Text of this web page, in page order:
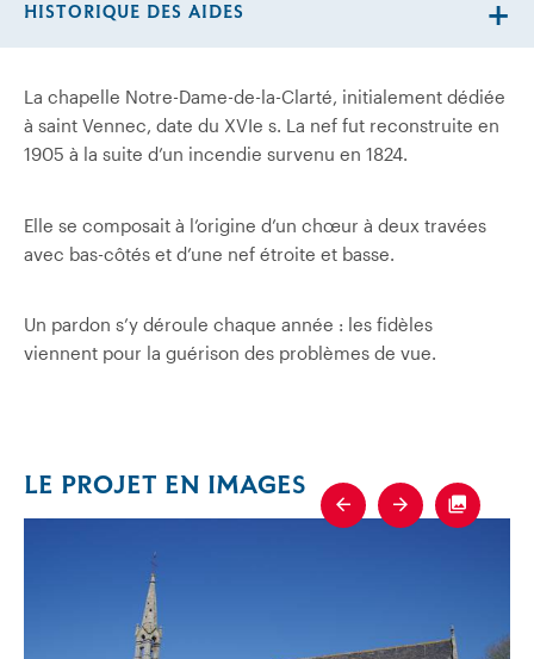
La chapelle Notre-Dame-de-la-Clarté, initialement dédiée
à saint Vennec, date du XVIe s. La nef fut reconstruite en
1905 à la suite d’un incendie survenu en 1824.
Elle se composait à l’origine d’un chœur à deux travées
avec bas-côtés et d’une nef étroite et basse.
Un pardon s’y déroule chaque année : les fidèles
viennent pour la guérison des problèmes de vue.
HISTORIQUE DES AIDES
LE PROJET EN IMAGES
Previous
Next